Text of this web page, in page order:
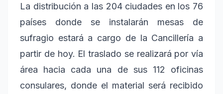
La distribución a las 204 ciudades en los 76
países donde se instalarán mesas de
sufragio estará a cargo de la Cancillería a
partir de hoy. El traslado se realizará por vía
área hacia cada una de sus 112 oficinas
consulares, donde el material será recibido